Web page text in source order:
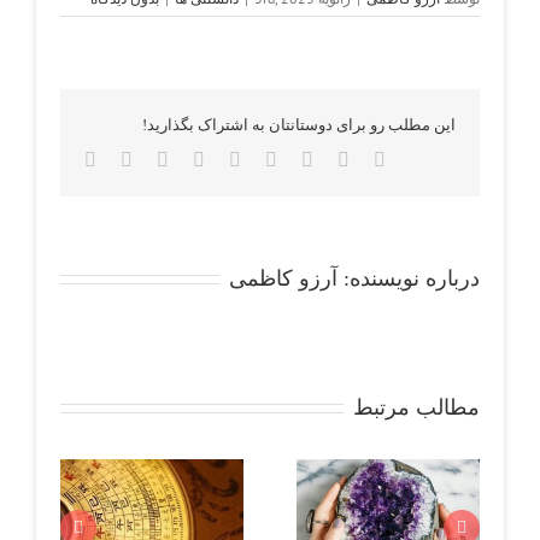
این مطلب رو برای دوستانتان به اشتراک بگذارید!
Facebook
Twitter
LinkedIn
Reddit
Whatsapp
Tumblr
Pinterest
درباره نویسنده: آرزو کاظمی
مطالب مرتبط
آمیتیست و فنگ
آندالوزیت : جواهری